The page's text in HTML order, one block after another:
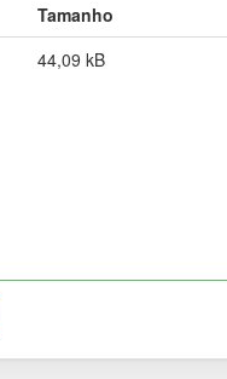
Tamanho
44,09 kB